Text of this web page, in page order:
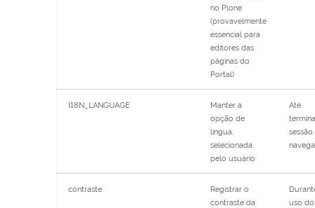
no Plone
(provavelmente
essencial para
editores das
páginas do
Portal)
I18N_LANGUAGE
Manter a
opção de
língua,
selecionada
pelo usuário
Até
contraste
Registrar o
contraste da
uso do